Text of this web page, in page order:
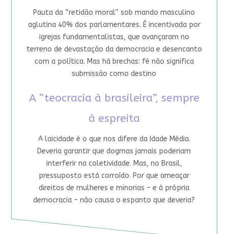
Pauta da “retidão moral” sob mando masculino
aglutina 40% dos parlamentares. É incentivada por
igrejas fundamentalistas, que avançaram no
terreno de devastação da democracia e desencanto
com a política. Mas há brechas: fé não significa
submissão como destino
A “teocracia à brasileira”, sempre
à espreita
A laicidade é o que nos difere da Idade Média.
Deveria garantir que dogmas jamais poderiam
interferir na coletividade. Mas, no Brasil,
pressuposto está corroído. Por que ameaçar
direitos de mulheres e minorias – e à própria
democracia – não causa o espanto que deveria?